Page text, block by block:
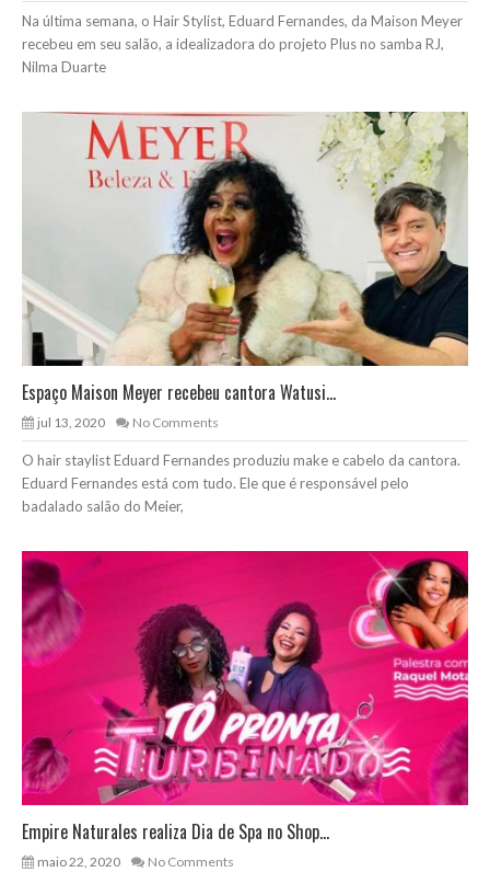
Na última semana, o Hair Stylist, Eduard Fernandes, da Maison Meyer
recebeu em seu salão, a idealizadora do projeto Plus no samba RJ,
Nilma Duarte
Espaço Maison Meyer recebeu cantora Watusi...
jul 13, 2020 No Comments
O hair staylist Eduard Fernandes produziu make e cabelo da cantora.
Eduard Fernandes está com tudo. Ele que é responsável pelo
badalado salão do Meier,
Empire Naturales realiza Dia de Spa no Shop...
maio 22, 2020 No Comments